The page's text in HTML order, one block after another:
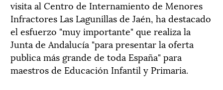
visita al Centro de Internamiento de Menores
Infractores Las Lagunillas de Jaén, ha destacado
el esfuerzo "muy importante" que realiza la
Junta de Andalucía "para presentar la oferta
publica más grande de toda España" para
maestros de Educación Infantil y Primaria.